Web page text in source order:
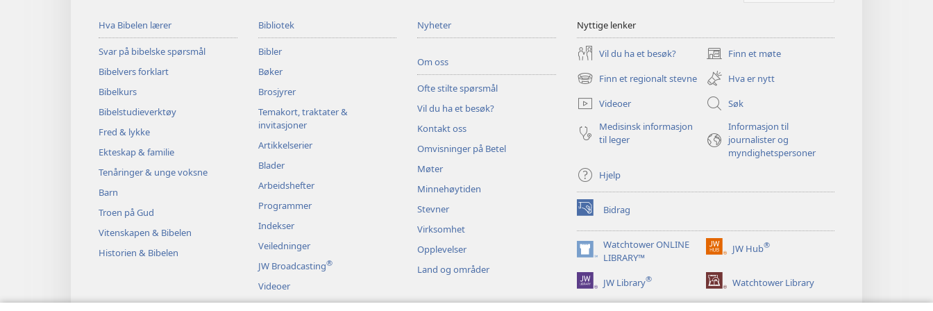
Hva Bibelen lærer
Svar på bibelske spørsmål
Bibelvers forklart
Bibelkurs
Bibelstudieverktøy
Fred & lykke
Ekteskap & familie
Tenåringer & unge voksne
Barn
Troen på Gud
Vitenskapen & Bibelen
Historien & Bibelen
Bibliotek
Bibler
Bøker
Brosjyrer
Temakort, traktater &
invitasjoner
Artikkelserier
Blader
Arbeidshefter
Programmer
Indekser
Veiledninger
JW Broadcasting®
Videoer
Musikk
Nyheter
Om oss
Ofte stilte spørsmål
Vil du ha et besøk?
Kontakt oss
Omvisninger på Betel
Møter
Minnehøytiden
Stevner
Virksomhet
Opplevelser
Land og områder
Nyttige lenker
Vil du ha et besøk? Finn et møte
(åpner
nytt
vindu)
Finn et regionalt stevne
(åpner
nytt
vindu)
Hva er nytt
Videoer
Søk
Medisinsk informasjon
til leger
Informasjon til
journalister og
myndighetspersoner
Hjelp
Bidrag
(åpner
nytt
vindu) Watchtower ONLINE
LIBRARY™
(åpner
nytt
vindu)
JW Hub®
(åpner
vindu)
JW Library® Watchtower Library